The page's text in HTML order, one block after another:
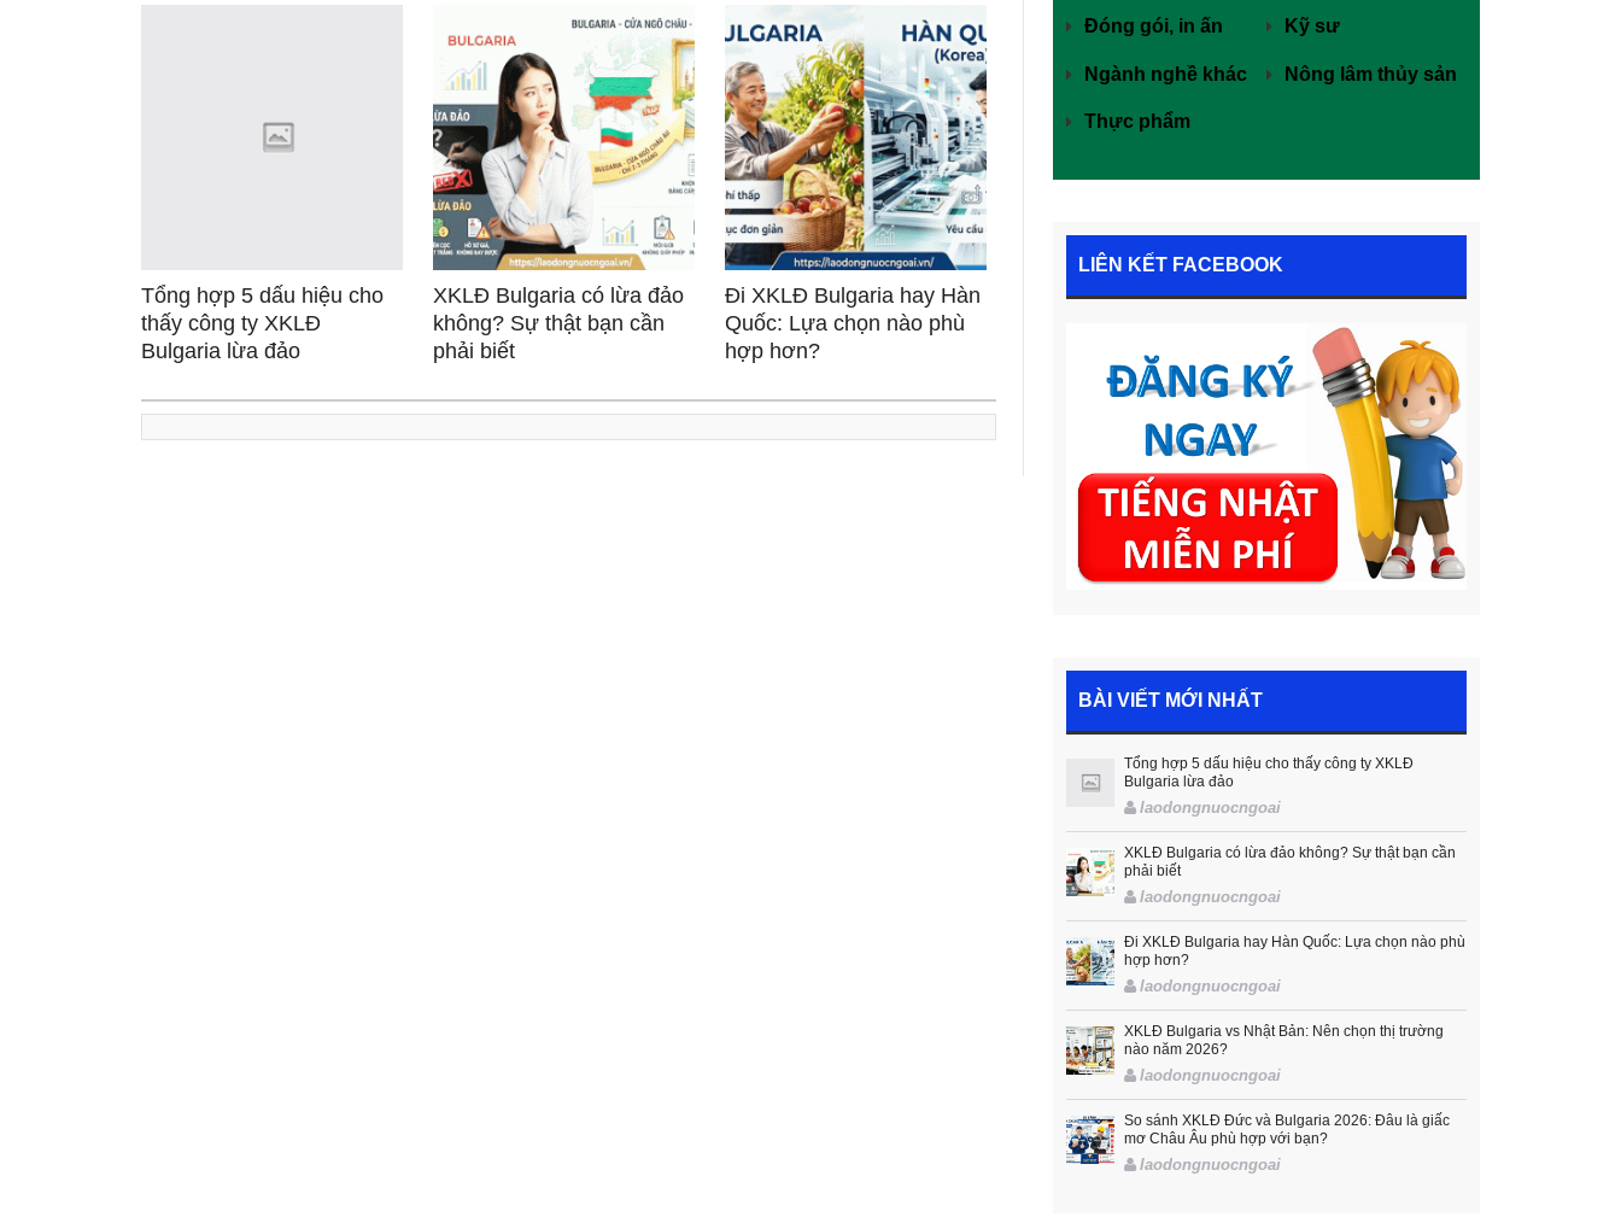
Tổng hợp 5 dấu hiệu cho
thấy công ty XKLĐ
Bulgaria lừa đảo
XKLĐ Bulgaria có lừa đảo
không? Sự thật bạn cần
phải biết
Đi XKLĐ Bulgaria hay Hàn
Quốc: Lựa chọn nào phù
hợp hơn?
Đóng gói, in ấn Kỹ sư
Ngành nghề khác Nông lâm thủy sản
Thực phẩm
LIÊN KẾT FACEBOOK
BÀI VIẾT MỚI NHẤT
Tổng hợp 5 dấu hiệu cho thấy công ty XKLĐ
Bulgaria lừa đảo
laodongnuocngoai
XKLĐ Bulgaria có lừa đảo không? Sự thật bạn cần
phải biết
laodongnuocngoai
Đi XKLĐ Bulgaria hay Hàn Quốc: Lựa chọn nào phù
hợp hơn?
laodongnuocngoai
XKLĐ Bulgaria vs Nhật Bản: Nên chọn thị trường
nào năm 2026?
laodongnuocngoai
So sánh XKLĐ Đức và Bulgaria 2026: Đâu là giấc
mơ Châu Âu phù hợp với bạn?
laodongnuocngoai